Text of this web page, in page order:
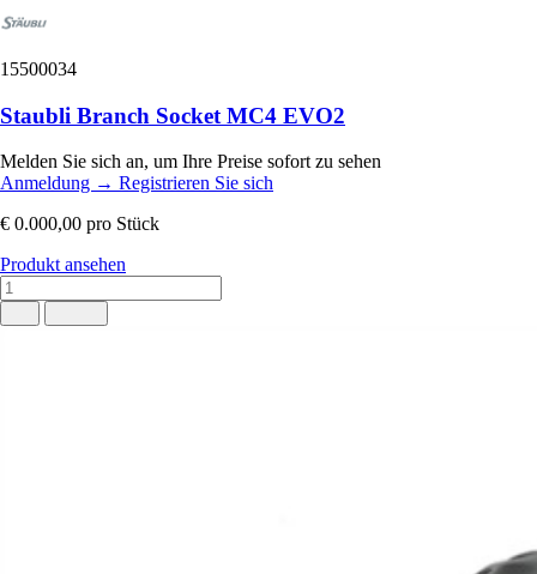
15500034
Staubli Branch Socket MC4 EVO2
Melden Sie sich an, um Ihre Preise sofort zu sehen
Anmeldung → Registrieren Sie sich
€ 0.000,00 pro Stück
Produkt ansehen